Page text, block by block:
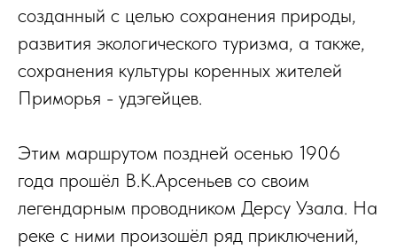
созданный с целью сохранения природы,
развития экологического туризма, а также,
сохранения культуры коренных жителей
Приморья - удэгейцев.
Этим маршрутом поздней осенью 1906
года прошёл В.К.Арсеньев со своим
легендарным проводником Дерсу Узала. На
реке с ними произошёл ряд приключений,